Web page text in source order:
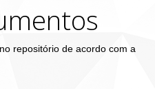
repositório de acordo com a